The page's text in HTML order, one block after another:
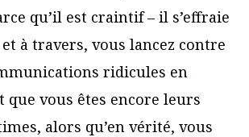
qu’il est craintif – il s’effraie
à travers, vous lancez contre
ridicules en
que vous êtes encore leurs
alors qu’en vérité, vous